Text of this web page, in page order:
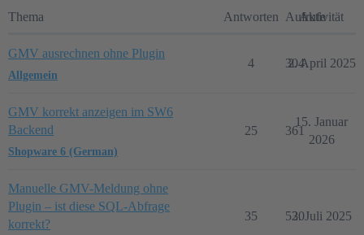
Thema Antworten Aufrufe
Aktivität
GMV ausrechnen ohne Plugin
Allgemein
4 304
2. April 2025
GMV korrekt anzeigen im SW6
Backend
Shopware 6 (German)
25 361
15. Januar
2026
Manuelle GMV-Meldung ohne
Plugin – ist diese SQL-Abfrage
korrekt?
35 530
2. Juli 2025